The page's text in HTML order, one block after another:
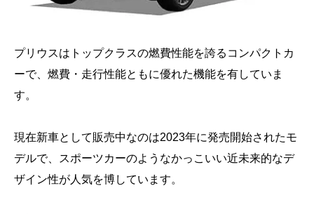
プリウスはトップクラスの燃費性能を誇るコンパクトカ
ーで、燃費・走行性能ともに優れた機能を有していま
す。
現在新車として販売中なのは2023年に発売開始されたモ
デルで、スポーツカーのようなかっこいい近未来的なデ
ザイン性が人気を博しています。